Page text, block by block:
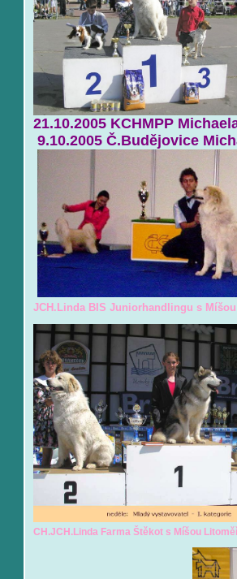
21.10.2005 KCHMPP
9.10.2005 Č.Budějovice
JCH.Linda BIS Juniorhandlingu
CH.JCH.Linda Farma Štěkot s Míšou